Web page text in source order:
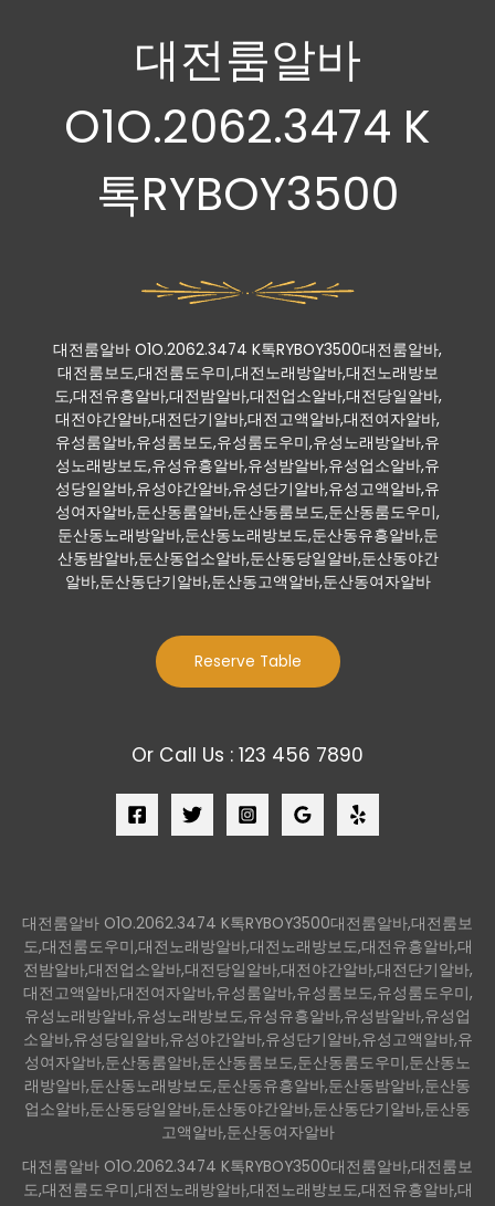
대전룸알바
O1O.2062.3474 K
톡RYBOY3500
대전룸알바 O1O.2062.3474 K톡RYBOY3500대전룸알바,
대전룸보도,대전룸도우미,대전노래방알바,대전노래방보
도,대전유흥알바,대전밤알바,대전업소알바,대전당일알바,
대전야간알바,대전단기알바,대전고액알바,대전여자알바,
유성룸알바,유성룸보도,유성룸도우미,유성노래방알바,유
성노래방보도,유성유흥알바,유성밤알바,유성업소알바,유
성당일알바,유성야간알바,유성단기알바,유성고액알바,유
성여자알바,둔산동룸알바,둔산동룸보도,둔산동룸도우미,
둔산동노래방알바,둔산동노래방보도,둔산동유흥알바,둔
산동밤알바,둔산동업소알바,둔산동당일알바,둔산동야간
알바,둔산동단기알바,둔산동고액알바,둔산동여자알바
Reserve Table
Or Call Us : 123 456 7890
대전룸알바 O1O.2062.3474 K톡RYBOY3500대전룸알바,대전룸보
도,대전룸도우미,대전노래방알바,대전노래방보도,대전유흥알바,대
전밤알바,대전업소알바,대전당일알바,대전야간알바,대전단기알바,
대전고액알바,대전여자알바,유성룸알바,유성룸보도,유성룸도우미,
유성노래방알바,유성노래방보도,유성유흥알바,유성밤알바,유성업
소알바,유성당일알바,유성야간알바,유성단기알바,유성고액알바,유
성여자알바,둔산동룸알바,둔산동룸보도,둔산동룸도우미,둔산동노
래방알바,둔산동노래방보도,둔산동유흥알바,둔산동밤알바,둔산동
업소알바,둔산동당일알바,둔산동야간알바,둔산동단기알바,둔산동
고액알바,둔산동여자알바
대전룸알바 O1O.2062.3474 K톡RYBOY3500대전룸알바,대전룸보
도,대전룸도우미,대전노래방알바,대전노래방보도,대전유흥알바,대